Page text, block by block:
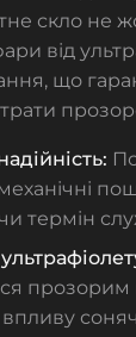
скло не
від
що
термін
прозорим